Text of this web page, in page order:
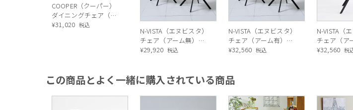
COOPER（クーパー）
ダイニングチェア（オ
ーク）
¥31,020 税込
N-VISTA（エヌビスタ）
チェア（アーム無）ベ
ージュ
¥29,920 税込
N-VISTA（エヌビスタ）
チェア（アーム有）ベ
ージュ
¥32,560 税込
N-VISTA（
チェア（ア
レー
¥32,560 税
この商品とよく一緒に購入されている商品